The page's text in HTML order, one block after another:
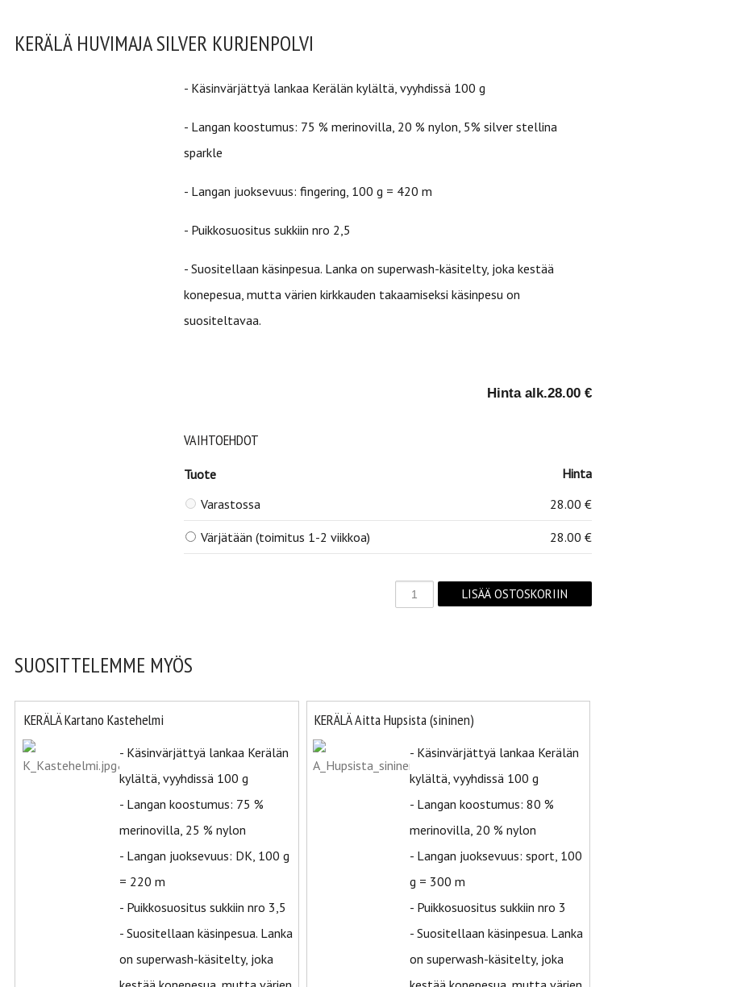
KERÄLÄ HUVIMAJA SILVER KURJENPOLVI
- Käsinvärjättyä lankaa Kerälän kylältä, vyyhdissä 100 g
- Langan koostumus: 75 % merinovilla, 20 % nylon, 5% silver stellina
sparkle
- Langan juoksevuus: fingering, 100 g = 420 m
- Puikkosuositus sukkiin nro 2,5
- Suositellaan käsinpesua. Lanka on superwash-käsitelty, joka kestää
konepesua, mutta värien kirkkauden takaamiseksi käsinpesu on
suositeltavaa.
Hinta alk.28.00 €
VAIHTOEHDOT
Tuote
Hinta
Varastossa
28.00 €
Värjätään (toimitus 1-2 viikkoa) 28.00 €
SUOSITTELEMME MYÖS
KERÄLÄ Kartano Kastehelmi
- Käsinvärjättyä lankaa Kerälän
kylältä, vyyhdissä 100 g
- Langan koostumus: 75 %
merinovilla, 25 % nylon
- Langan juoksevuus: DK, 100 g
= 220 m
- Puikkosuositus sukkiin nro 3,5
- Suositellaan käsinpesua. Lanka
on superwash-käsitelty, joka
KERÄLÄ Aitta Hupsista (sininen)
- Käsinvärjättyä lankaa Kerälän
kylältä, vyyhdissä 100 g
- Langan koostumus: 80 %
merinovilla, 20 % nylon
- Langan juoksevuus: sport, 100
g = 300 m
- Puikkosuositus sukkiin nro 3
- Suositellaan käsinpesua. Lanka
on superwash-käsitelty, joka